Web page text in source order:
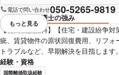
電話で問い合わせ050-5265-9819
弁護士の強み
【初回相談無料】【住宅・建設紛争
疵、賃貸物件の原状回復費用、リフ
トラブルなど、早期解決を目指します。
経験・資格
国際離婚取扱経験
視覚的に省略されている要素を
もっと見る